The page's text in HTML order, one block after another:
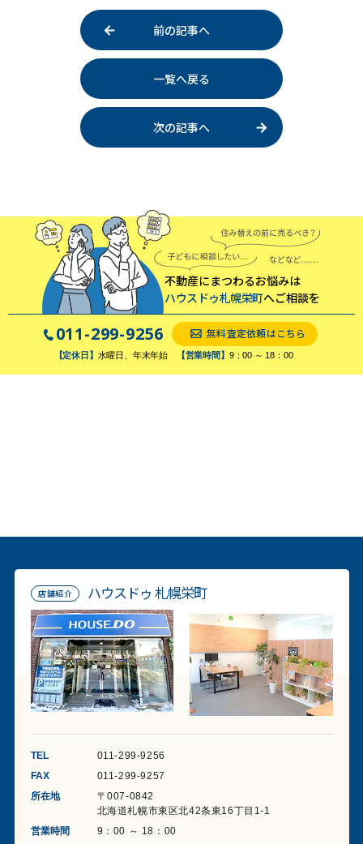
前の記事へ
一覧へ戻る
次の記事へ
不動産にまつわるお悩みは
ハウスドゥ札幌栄町へご相談を
011-299-9256 無料査定依頼はこちら
【定休日】 水曜日、年末年始 【営業時間】 9：00 ～ 18：00
店舗紹介 ハウスドゥ 札幌栄町
TEL
011-299-9256
FAX
011-299-9257
所在地
〒007-0842
北海道札幌市東区北42条東16丁目1-1
営業時間
9：00 ～ 18：00